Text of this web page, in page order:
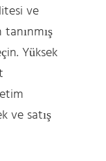
ve
Yüksek
ve satış